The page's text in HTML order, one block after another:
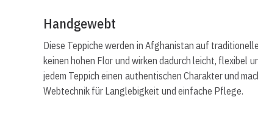
Handgewebt
Diese Teppiche werden in Afghanistan auf
keinen hohen Flor und wirken dadurch leicht, flexibel
jedem Teppich einen authentischen Charakter und
Webtechnik für Langlebigkeit und einfache Pflege.